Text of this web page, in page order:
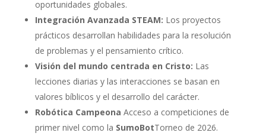
oportunidades globales.
Integración Avanzada STEAM: Los proyectos
prácticos desarrollan habilidades para la resolución
de problemas y el pensamiento crítico.
Visión del mundo centrada en Cristo: Las
lecciones diarias y las interacciones se basan en
valores bíblicos y el desarrollo del carácter.
Robótica Campeona Acceso a competiciones de
primer nivel como la SumoBotTorneo de 2026.